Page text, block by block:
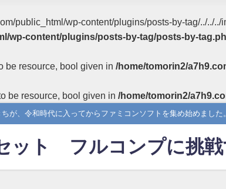
public_html/wp-content/plugins/posts-by-tag/../../
wp-content/plugins/posts-by-tag/posts-by-
be resource, bool given in /home/tomorin2/
be resource, bool given in /home/tomorin2/
が、令和時代に入ってからファミコンソフトを集め始めまし
ット フルコンプに挑戦